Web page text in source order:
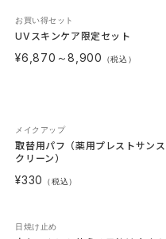
UVスキンケア限定セット
お買い得セット
¥6,870～8,900 （税込）
取替用パフ（薬用プレストサンス
クリーン）
メイクアップ
¥330 （税込）
日焼け止め